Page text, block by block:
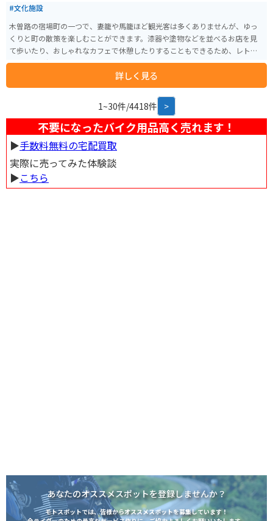
#文化施設
木曽路の宿場町の一つで、妻籠や馬籠ほど観光客は多くありませんが、ゆっ
くりと町の散策を楽しむことができます。漆器や塗物などを並べるお店を見
て歩いたり、おしゃれなカフェで休憩したりすることもできるため、レトロ
な雰囲気が好きな人にも人気が高まっているようです。
詳しく見る
1~30件/4418件 >
不要になったバイク用品高く売れます！
▶︎手数料無料の宅配買取
実際に売ってみた体験談
▶︎こちら
あなたのオススメスポットを登録しませんか？
モトスポットでは、皆様からオススメスポットを募集しています！